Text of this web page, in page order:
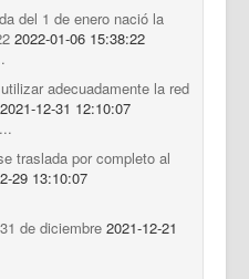
del 1 de enero nació la
2022-01-06 15:38:22
adecuadamente la red
2021-12-31 12:10:07
traslada por completo al
29 13:10:07
de diciembre 2021-12-21